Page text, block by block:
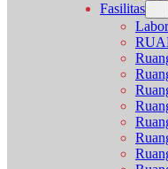
Fasilitas